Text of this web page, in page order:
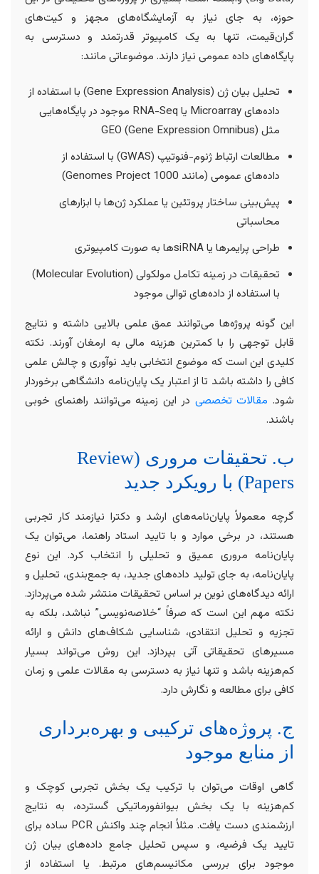
حوزه، به جای نیاز به آزمایشگاه‌های مجهز و کیت‌های
گران‌قیمت، تنها به یک کامپیوتر قدرتمند و دسترسی به
پایگاه‌های داده عمومی نیاز دارند. موضوعاتی مانند:
تحلیل بیان ژن (Gene Expression Analysis) با استفاده از
داده‌های Microarray یا RNA-Seq موجود در پایگاه‌هایی
مثل GEO (Gene Expression Omnibus)
مطالعات ارتباط ژنوم-فنوتیپ (GWAS) با استفاده از
داده‌های عمومی (مانند 1000 Genomes Project)
پیش‌بینی ساختار پروتئین یا عملکرد ژن‌ها با ابزارهای
محاسباتی
طراحی پرایمرها یا siRNAها به صورت کامپیوتری
تحقیقات در زمینه تکامل مولکولی (Molecular Evolution)
با استفاده از داده‌های توالی موجود
این گونه پروژه‌ها می‌توانند عمق علمی بالایی داشته و نتایج
قابل توجهی را با کمترین هزینه مالی به ارمغان آورند. نکته
کلیدی این است که موضوع انتخابی باید نوآوری و چالش علمی
کافی را داشته باشد تا از اعتبار یک پایان‌نامه دانشگاهی برخوردار
شود. مقالات تخصصی در این زمینه می‌توانند راهنمای خوبی
باشند.
ب. تحقیقات مروری (Review
Papers) با رویکرد جدید
گرچه معمولاً پایان‌نامه‌های ارشد و دکترا نیازمند کار تجربی
هستند، در برخی موارد و با تایید استاد راهنما، می‌توان یک
پایان‌نامه مروری عمیق و تحلیلی را انتخاب کرد. این نوع
پایان‌نامه، به جای تولید داده‌های جدید، به جمع‌بندی، تحلیل و
ارائه دیدگاه‌های نوین بر اساس تحقیقات منتشر شده می‌پردازد.
نکته مهم این است که صرفاً “خلاصه‌نویسی” نباشد، بلکه به
تجزیه و تحلیل انتقادی، شناسایی شکاف‌های دانش و ارائه
مسیرهای تحقیقاتی آتی بپردازد. این روش می‌تواند بسیار
کم‌هزینه باشد و تنها نیاز به دسترسی به مقالات علمی و زمان
کافی برای مطالعه و نگارش دارد.
ج. پروژه‌های ترکیبی و بهره‌برداری
از منابع موجود
گاهی اوقات می‌توان با ترکیب یک بخش تجربی کوچک و
کم‌هزینه با یک بخش بیوانفورماتیکی گسترده، به نتایج
ارزشمندی دست یافت. مثلاً انجام چند واکنش PCR ساده برای
تایید یک فرضیه، و سپس تحلیل جامع داده‌های بیان ژن
موجود برای بررسی مکانیسم‌های مرتبط. یا استفاده از